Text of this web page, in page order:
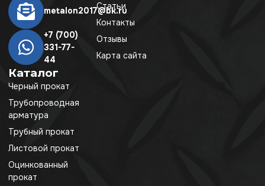
metalon2017@bk.ru
+7 (700)
331-77-
44
Каталог
Черный прокат
Трубопроводная
арматура
Трубный прокат
Листовой прокат
Оцинкованный
прокат
Статьи
Контакты
Отзывы
Карта сайта